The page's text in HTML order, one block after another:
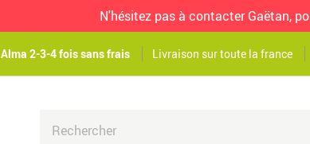
N'hésitez pas à contacter Gaëtan,
Alma 2-3-4 fois sans frais Livraison sur toute la france